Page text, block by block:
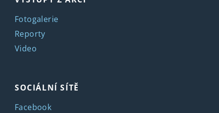
Fotogalerie
Reporty
Video
SOCIÁLNÍ SÍTĚ
Facebook